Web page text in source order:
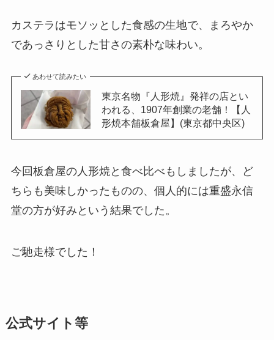
カステラはモソッとした食感の生地で、まろやか
であっさりとした甘さの素朴な味わい。
あわせて読みたい
東京名物『人形焼』発祥の店とい
われる、1907年創業の老舗！【人
形焼本舗板倉屋】(東京都中央区)
今回板倉屋の人形焼と食べ比べもしましたが、ど
ちらも美味しかったものの、個人的には重盛永信
堂の方が好みという結果でした。
ご馳走様でした！
公式サイト等